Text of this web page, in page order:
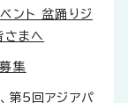
ント 盆踊りジ
さまへ
集
第5回アジアパ